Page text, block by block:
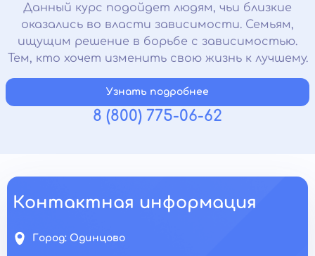
Данный курс подойдет людям, чьи близкие
оказались во власти зависимости. Семьям,
ищущим решение в борьбе с зависимостью.
Тем, кто хочет изменить свою жизнь к лучшему.
Узнать подробнее
8 (800) 775-06-62
Контактная информация
Город: Одинцово